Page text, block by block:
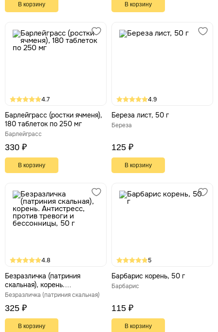
В корзину В корзину
4.7
Барлейграсс (ростки ячменя),
180 таблеток по 250 мг
Барлейграсс
330 ₽
В корзину
4.9
Береза лист, 50 г
Береза
125 ₽
В корзину
4.8
Безразличка (патриния
скальная), корень.
Антистресс, против тревоги и
Безразличка (патриния скальная)
325 ₽
В корзину
5
Барбарис корень, 50 г
Барбарис
115 ₽
В корзину